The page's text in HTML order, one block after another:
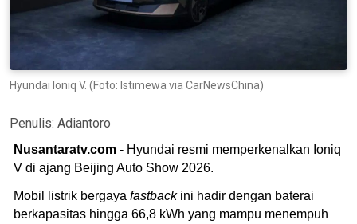
Hyundai Ioniq V. (Foto: Istimewa via CarNewsChina)
Penulis: Adiantoro
Nusantaratv.com - Hyundai resmi memperkenalkan Ioniq
V di ajang Beijing Auto Show 2026.
Mobil listrik bergaya fastbackini hadir dengan baterai
berkapasitas hingga 66,8 kWh yang mampu menempuh